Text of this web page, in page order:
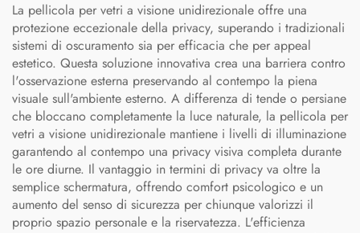
La pellicola per vetri a visione unidirezionale offre una
protezione eccezionale della privacy, superando i tradizionali
sistemi di oscuramento sia per efficacia che per appeal
estetico. Questa soluzione innovativa crea una barriera contro
l'osservazione esterna preservando al contempo la piena
visuale sull'ambiente esterno. A differenza di tende o persiane
che bloccano completamente la luce naturale, la pellicola per
vetri a visione unidirezionale mantiene i livelli di illuminazione
garantendo al contempo una privacy visiva completa durante
le ore diurne. Il vantaggio in termini di privacy va oltre la
semplice schermatura, offrendo comfort psicologico e un
aumento del senso di sicurezza per chiunque valorizzi il
proprio spazio personale e la riservatezza. L'efficienza